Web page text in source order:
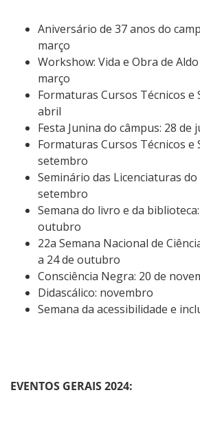
Identidade Visual do IFSC
Aniversário de 37 anos do
março
Workshow: Vida e Obra de
março
Formaturas Cursos Técnicos e
abril
Festa Junina do câmpus: 28 de
Formaturas Cursos Técnicos e
setembro
Seminário das Licenciaturas do
setembro
Semana do livro e da
outubro
22a Semana Nacional de
a 24 de outubro
Consciência Negra: 20 de
Didascálico: novembro
Semana da acessibilidade e
EVENTOS GERAIS 2024: